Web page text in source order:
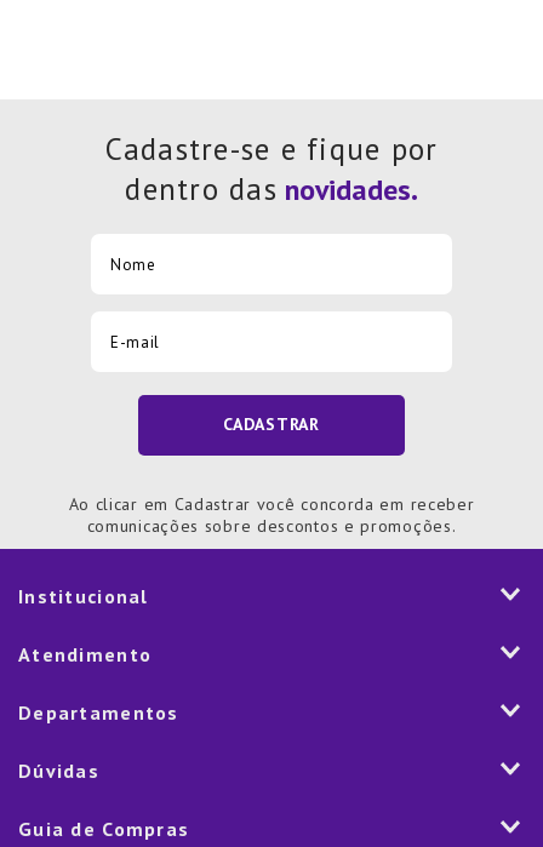
Cadastre-se e fique por
dentro das
CADASTRAR
Ao clicar em Cadastrar você concorda em receber
comunicações sobre descontos e promoções.
Institucional
História
Nossas Lojas
Marketplace
Atendimento
Fale Conosco
Departamentos
Mesa
Eletroportáteis
Dúvidas
Como Comprar
Guia de Compras